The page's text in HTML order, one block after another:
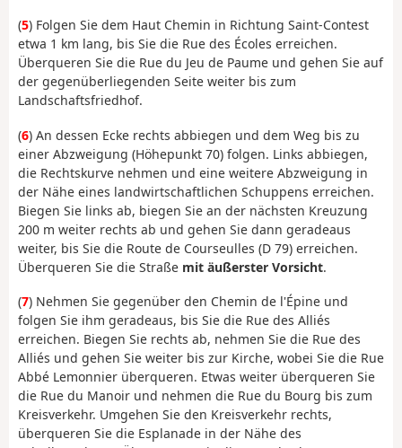
(5) Folgen Sie dem Haut Chemin in Richtung Saint-Contest
etwa 1 km lang, bis Sie die Rue des Écoles erreichen.
Überqueren Sie die Rue du Jeu de Paume und gehen Sie auf
der gegenüberliegenden Seite weiter bis zum
Landschaftsfriedhof.
(6) An dessen Ecke rechts abbiegen und dem Weg bis zu
einer Abzweigung (Höhepunkt 70) folgen. Links abbiegen,
die Rechtskurve nehmen und eine weitere Abzweigung in
der Nähe eines landwirtschaftlichen Schuppens erreichen.
Biegen Sie links ab, biegen Sie an der nächsten Kreuzung
200 m weiter rechts ab und gehen Sie dann geradeaus
weiter, bis Sie die Route de Courseulles (D 79) erreichen.
Überqueren Sie die Straße mit äußerster Vorsicht.
(7) Nehmen Sie gegenüber den Chemin de l'Épine und
folgen Sie ihm geradeaus, bis Sie die Rue des Alliés
erreichen. Biegen Sie rechts ab, nehmen Sie die Rue des
Alliés und gehen Sie weiter bis zur Kirche, wobei Sie die Rue
Abbé Lemonnier überqueren. Etwas weiter überqueren Sie
die Rue du Manoir und nehmen die Rue du Bourg bis zum
Kreisverkehr. Umgehen Sie den Kreisverkehr rechts,
überqueren Sie die Esplanade in der Nähe des